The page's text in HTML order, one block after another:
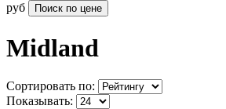
руб
Midland
Сортировать по:
Показывать: